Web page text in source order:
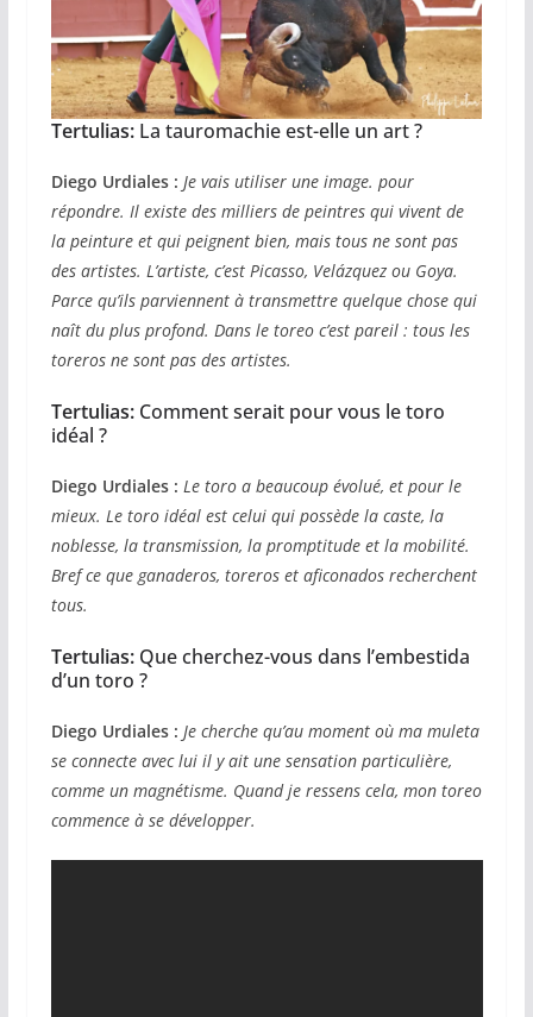
Tertulias:La tauromachie est-elle un art ?
Diego Urdiales : Je vais utiliser une image. pour
répondre. Il existe des milliers de peintres qui vivent de
la peinture et qui peignent bien, mais tous ne sont pas
des artistes. L’artiste, c’est Picasso, Velázquez ou Goya.
Parce qu’ils parviennent à transmettre quelque chose qui
naît du plus profond. Dans le toreo c’est pareil : tous les
toreros ne sont pas des artistes.
Tertulias:Comment serait pour vous le toro
idéal ?
Diego Urdiales : Le toro a beaucoup évolué, et pour le
mieux. Le toro idéal est celui qui possède la caste, la
noblesse, la transmission, la promptitude et la mobilité.
Bref ce que ganaderos, toreros et aficonados recherchent
tous.
Tertulias:Que cherchez-vous dans l’embestida
d’un toro ?
Diego Urdiales : Je cherche qu’au moment où ma muleta
se connecte avec lui il y ait une sensation particulière,
comme un magnétisme. Quand je ressens cela, mon toreo
commence à se développer.